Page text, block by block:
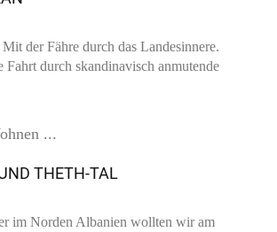
der Fähre durch das Landesinnere.
Fahrt durch skandinavisch anmutende
THETH-TAL
im Norden Albanien wollten wir am